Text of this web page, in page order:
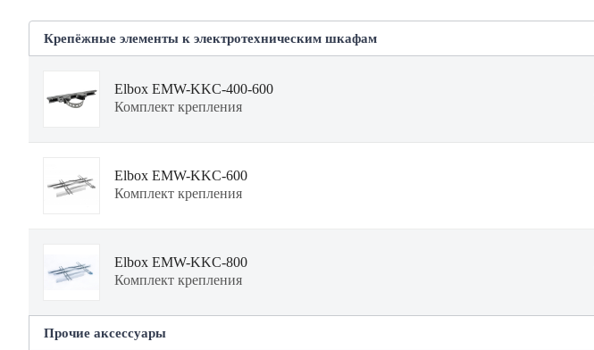
Крепёжные элементы к электротехническим шкафам
Elbox EMW-KKC-400-600
Комплект крепления
Elbox EMW-KKC-600
Комплект крепления
Elbox EMW-KKC-800
Комплект крепления
Прочие аксессуары